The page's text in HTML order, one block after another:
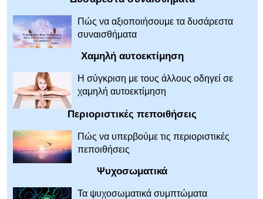
Πώς να αξιοποιήσουμε τα δυσάρεστα
συναισθήματα
Χαμηλή αυτοεκτίμηση
Η σύγκριση με τους άλλους οδηγεί σε
χαμηλή αυτοεκτίμηση
Περιοριστικές πεποιθήσεις
Πώς να υπερβούμε τις περιοριστικές
πεποιθήσεις
Ψυχοσωματικά
Τα ψυχοσωματικά συμπτώματα